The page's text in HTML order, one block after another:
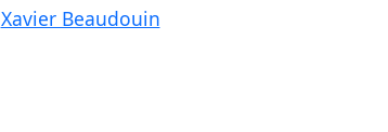
Xavier Beaudouin